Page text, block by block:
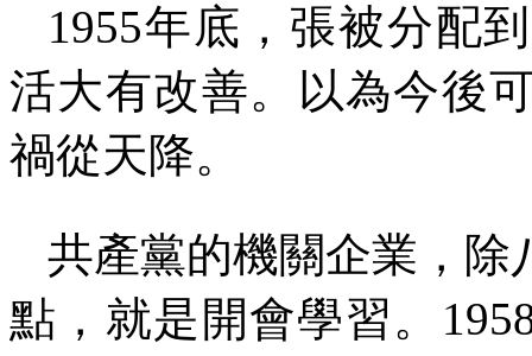
1955年底，張被分配
活大有改善。以為今後
禍從天降。
共產黨的機關企業，除
點，就是開會學習。